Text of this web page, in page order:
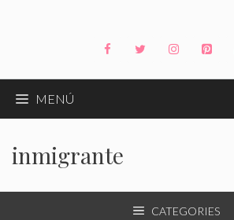
MENÚ
inmigrante
CATEGORIES